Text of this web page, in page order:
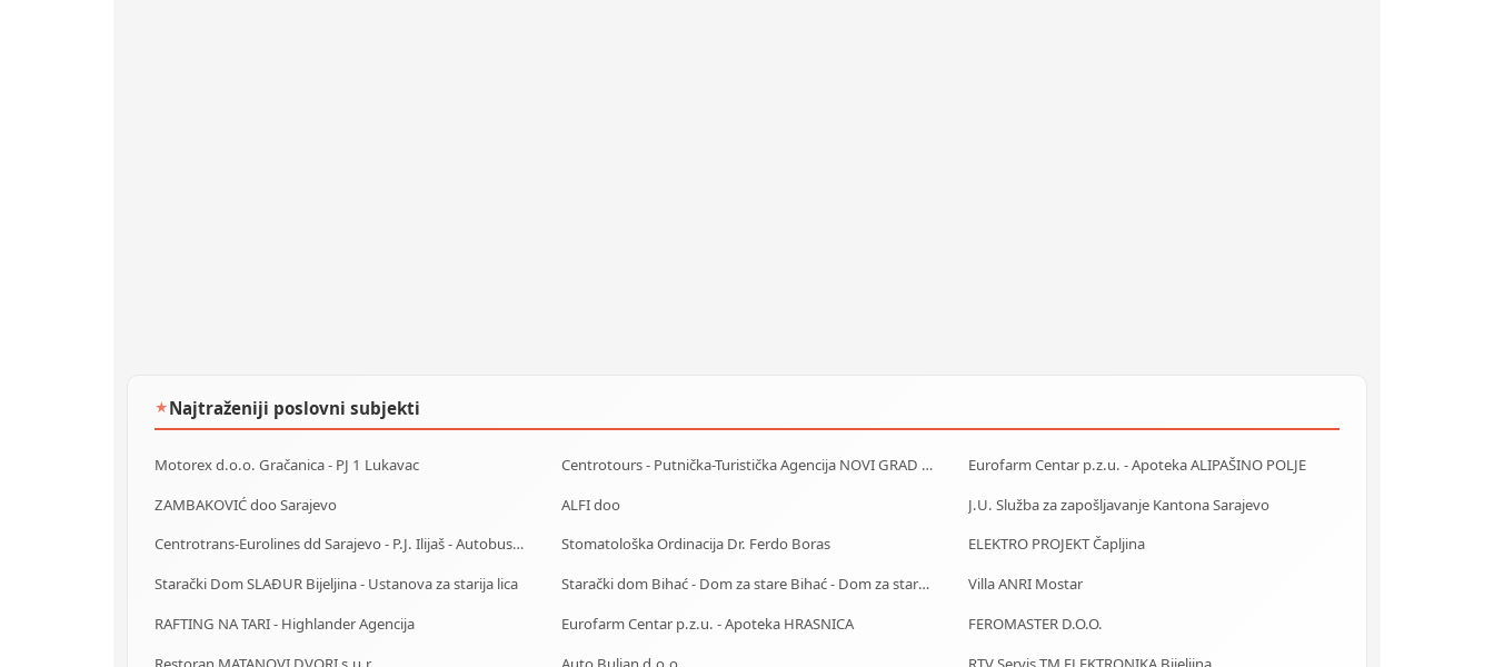
★Najtraženiji poslovni subjekti
Motorex d.o.o. Gračanica - PJ 1 Lukavac Centrotours - Putnička-Turistička Agencija NOVI GRAD Sarajevo
Eurofarm Centar p.z.u. - Apoteka ALIPAŠINO POLJE
ZAMBAKOVIĆ doo Sarajevo
ALFI doo
J.U. Služba za zapošljavanje Kantona Sarajevo
Centrotrans-Eurolines dd Sarajevo - P.J. Ilijaš - Autobuska stanica
Stomatološka Ordinacija Dr. Ferdo Boras
ELEKTRO PROJEKT Čapljina
Starački Dom SLAĐUR Bijeljina - Ustanova za starija lica
Starački dom Bihać - Dom za stare Bihać - Dom za stara lica Bihać
Villa ANRI Mostar
RAFTING NA TARI - Highlander Agencija
Eurofarm Centar p.z.u. - Apoteka HRASNICA
FEROMASTER D.O.O.